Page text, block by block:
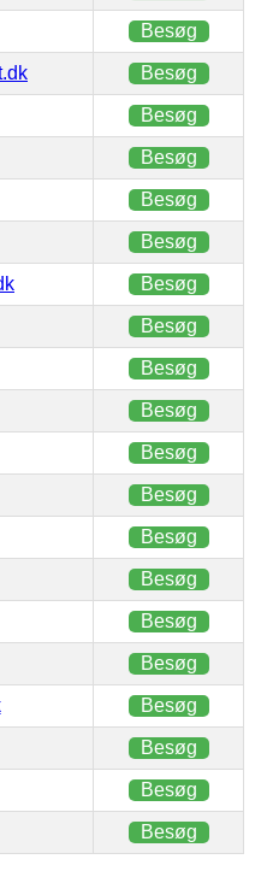
Besøg
Besøg
Besøg
Besøg
Besøg
Besøg
Besøg
Besøg
Besøg
Besøg
Besøg
Besøg
Besøg
Besøg
Besøg
Besøg
Besøg
Besøg
Besøg
Besøg